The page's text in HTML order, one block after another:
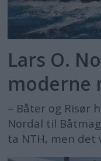
Lars O.
moderne
– Båter og Risør
Nordal til
ta NTH, men det